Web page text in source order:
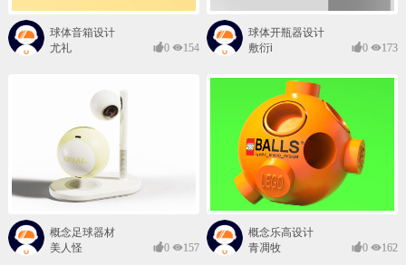
球体音箱设计
尤礼
0 154
球体开瓶器设计
敷衍i
0 173
概念足球器材
美人怪
0 157
概念乐高设计
青凋牧
0 162